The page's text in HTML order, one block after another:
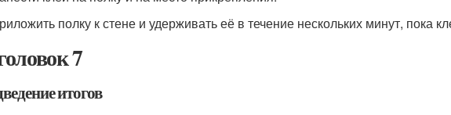
полку к стене и удерживать её в течение нескольких минут, пока
7
итогов